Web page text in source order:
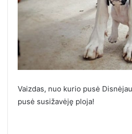
Vaizdas, nuo kurio pusė
pusė susižavėję ploja!